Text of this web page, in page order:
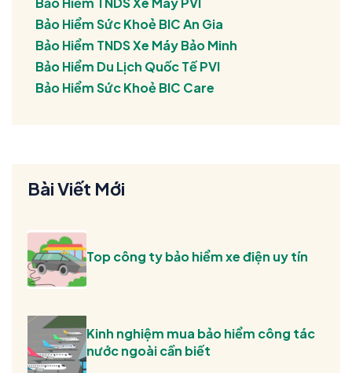
Bảo Hiểm Sức Khoẻ BIC An Gia
Bảo Hiểm TNDS Xe Máy Bảo Minh
Bảo Hiểm Du Lịch Quốc Tế PVI
Bảo Hiểm Sức Khoẻ BIC Care
Bài Viết Mới
Top công ty bảo hiểm xe điện uy tín
Kinh nghiệm mua bảo hiểm công tác
nước ngoài cần biết